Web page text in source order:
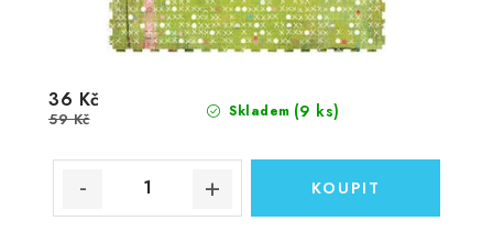
Skladem (9 ks)
36 Kč
59 Kč